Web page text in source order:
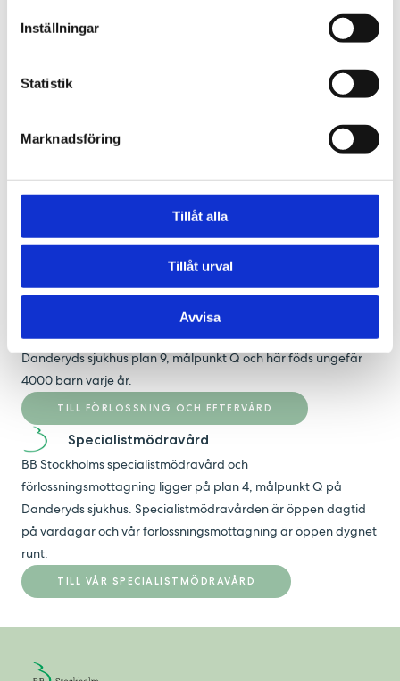
Inställningar
Statistik
Marknadsföring
Tillåt alla
Tillåt urval
Avvisa
barnmorskemottagningar i Stockholm.
Barnmorskemottagningar
City , på Kungsholmen, på Ekerö och i Hammarby Sjöstad. Här
preventivmedelsrådgivning, cellprov och testning för sexuellt
TILL VÅRA BARNMORSKEMOTTAGNINGAR
Förlossning & eftervård
Att föda barn är en stor och unik händelse i livet. På BB
Stockholm kan du föda i en ombonad och varm miljö med det
stora sjukhusets resurser. BB Stockholm förlossning ligger på
Danderyds sjukhus plan 9, målpunkt Q och här föds ungefär
4000 barn varje år.
TILL FÖRLOSSNING OCH EFTERVÅRD
Specialistmödravård
BB Stockholms specialistmödravård och
förlossningsmottagning ligger på plan 4, målpunkt Q på
Danderyds sjukhus. Specialistmödravården är öppen dagtid
på vardagar och vår förlossningsmottagning är öppen dygnet
runt.
TILL VÅR SPECIALISTMÖDRAVÅRD